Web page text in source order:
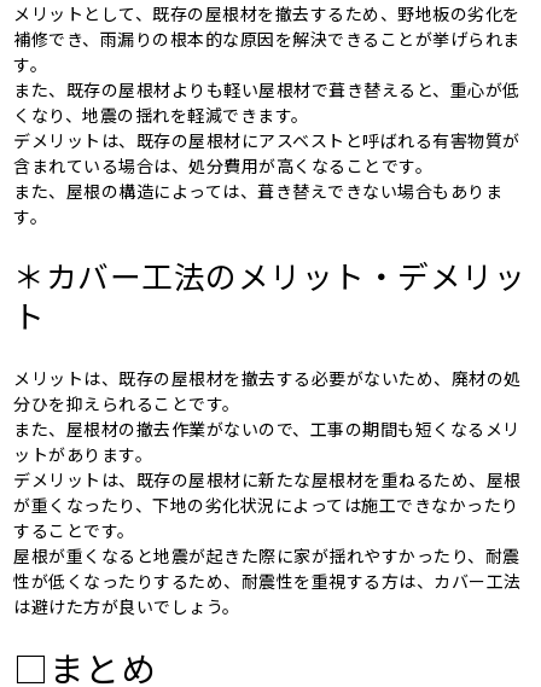
メリットとして、既存の屋根材を撤去するため、野地板の劣化を
補修でき、雨漏りの根本的な原因を解決できることが挙げられま
す。
また、既存の屋根材よりも軽い屋根材で葺き替えると、重心が低
くなり、地震の揺れを軽減できます。
デメリットは、既存の屋根材にアスベストと呼ばれる有害物質が
含まれている場合は、処分費用が高くなることです。
また、屋根の構造によっては、葺き替えできない場合もありま
す。
＊カバー工法のメリット・デメリッ
ト
メリットは、既存の屋根材を撤去する必要がないため、廃材の処
分ひを抑えられることです。
また、屋根材の撤去作業がないので、工事の期間も短くなるメリ
ットがあります。
デメリットは、既存の屋根材に新たな屋根材を重ねるため、屋根
が重くなったり、下地の劣化状況によっては施工できなかったり
することです。
屋根が重くなると地震が起きた際に家が揺れやすかったり、耐震
性が低くなったりするため、耐震性を重視する方は、カバー工法
は避けた方が良いでしょう。
□まとめ